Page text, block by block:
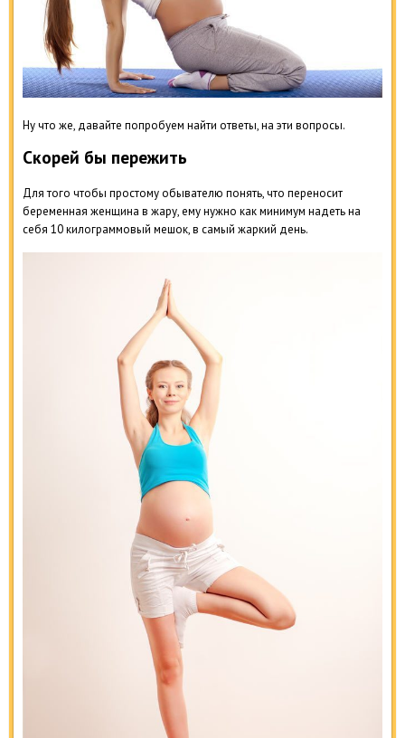
Ну что же, давайте попробуем найти ответы, на эти вопросы.
Скорей бы пережить
Для того чтобы простому обывателю понять, что переносит
беременная женщина в жару, ему нужно как минимум надеть на
себя 10 килограммовый мешок, в самый жаркий день.